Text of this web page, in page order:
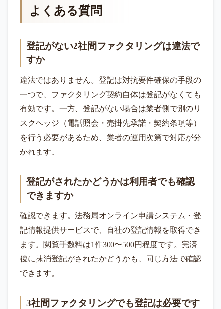
よくある質問
登記がない2社間ファクタリングは違法で
すか
違法ではありません。登記は対抗要件確保の手段の
一つで、ファクタリング契約自体は登記がなくても
有効です。一方、登記がない場合は業者側で別のリ
スクヘッジ（電話照会・売掛先承諾・契約条項等）
を行う必要があるため、業者の運用次第で対応が分
かれます。
登記がされたかどうかは利用者でも確認
できますか
確認できます。法務局オンライン申請システム・登
記情報提供サービスで、自社の登記情報を取得でき
ます。閲覧手数料は1件300〜500円程度です。完済
後に抹消登記がされたかどうかも、同じ方法で確認
できます。
3社間ファクタリングでも登記は必要です